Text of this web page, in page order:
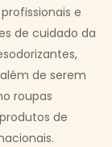
e
de cuidado da
de serem
roupas
de